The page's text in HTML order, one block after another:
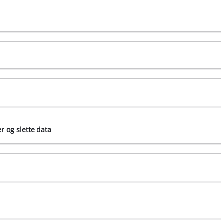
answer/61416?hl=en
us/help/17442/windows-internet-explorer-delete-manage-
enable-and-disable-cookies-website-preferences
cookies-and-website-data-sfri11471/mac
og slette data